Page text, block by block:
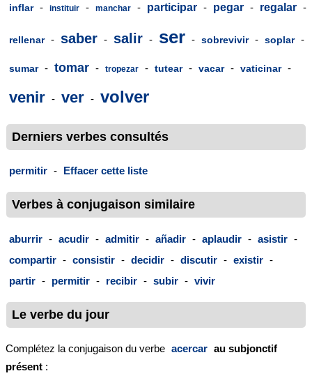
inflar - instituir - manchar - participar - pegar - regalar -
rellenar - saber - salir - ser - sobrevivir - soplar -
sumar - tomar - tropezar - tutear - vacar - vaticinar -
venir - ver - volver
Derniers verbes consultés
permitir - Effacer cette liste
Verbes à conjugaison similaire
aburrir - acudir - admitir - añadir - aplaudir - asistir -
compartir - consistir - decidir - discutir - existir -
partir - permitir - recibir - subir - vivir
Le verbe du jour
Complétez la conjugaison du verbe acercar au subjonctif
présent :